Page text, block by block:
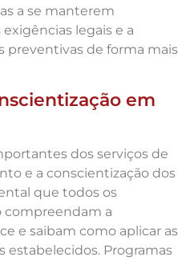
a se manterem
legais e a
de forma mais
em
dos serviços de
e a conscientização dos
que todos os
compreendam a
e saibam como aplicar as
Programas